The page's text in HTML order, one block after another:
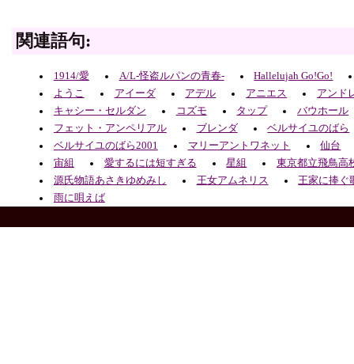
関連語句:
1914/愛 A/L-怪盗ルパンの青春-
Hallelujah Go!Go!
ようこ
アイーダ アデル アニエス
アンド
キャシー・セルダン
コズモ タップ
バウホール
フェット・アンペリアル
ブレンダ
ベルサイユのばら
ベルサイユのばら2001
マリーアントワネット
仙台
宙組
愛するには短すぎる 星組
東京都立飛鳥高
源氏物語あさきゆめみし
王女アムネリス
王家に捧ぐ
雨に唄えば